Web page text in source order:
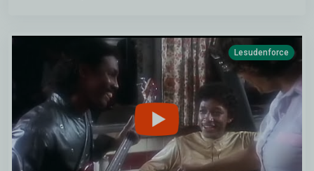
Lesudenforce